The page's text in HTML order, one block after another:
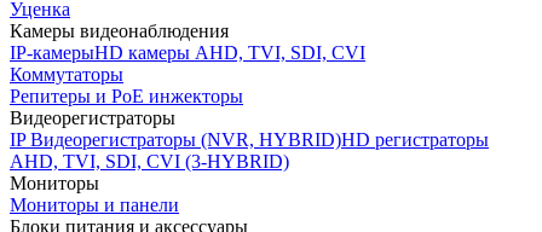
Уценка
Камеры видеонаблюдения
IP-камерыHD камеры AHD, TVI, SDI, CVI
Коммутаторы
Репитеры и PoE инжекторы
Видеорегистраторы
IP Видеорегистраторы (NVR, HYBRID)HD регистраторы
AHD, TVI, SDI, CVI (3-HYBRID)
Мониторы
Мониторы и панели
Блоки питания и аксессуары